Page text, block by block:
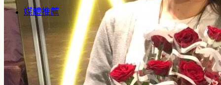
媒體推薦